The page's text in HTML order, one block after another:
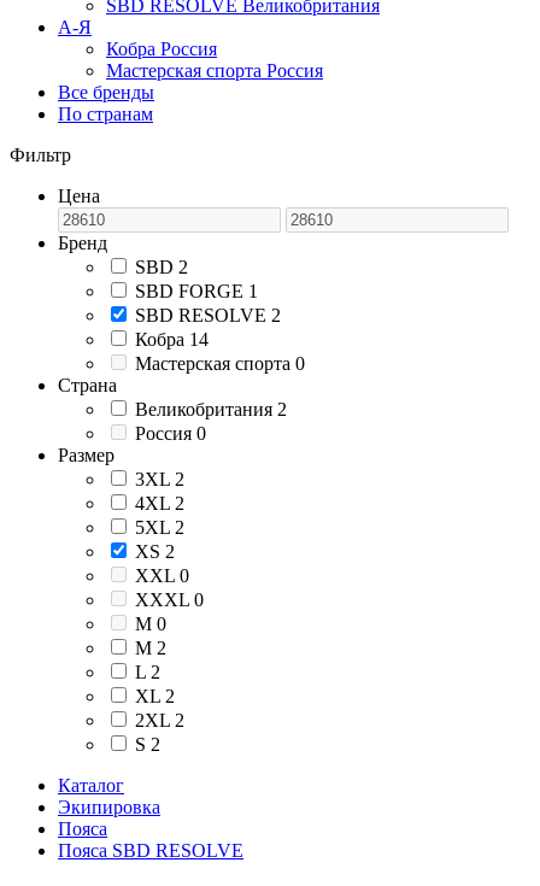
SBD RESOLVE Великобритания
А-Я
Кобра Россия
Мастерская спорта Россия
Все бренды
По странам
Фильтр
Цена
Бренд
SBD 2
SBD FORGE 1
SBD RESOLVE 2
Кобра 14
Мастерская спорта 0
Страна
Великобритания 2
Россия 0
Размер
3XL 2
4XL 2
5XL 2
XS 2
XXL 0
XXXL 0
М 0
M 2
L 2
XL 2
2XL 2
S 2
Каталог
Экипировка
Пояса
Пояса SBD RESOLVE